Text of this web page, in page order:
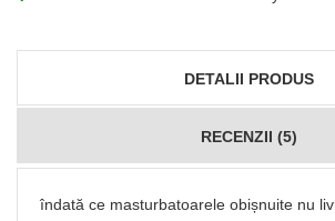
DETALII PRODUS
RECENZII (5)
îndată ce masturbatoarele obișnuite nu